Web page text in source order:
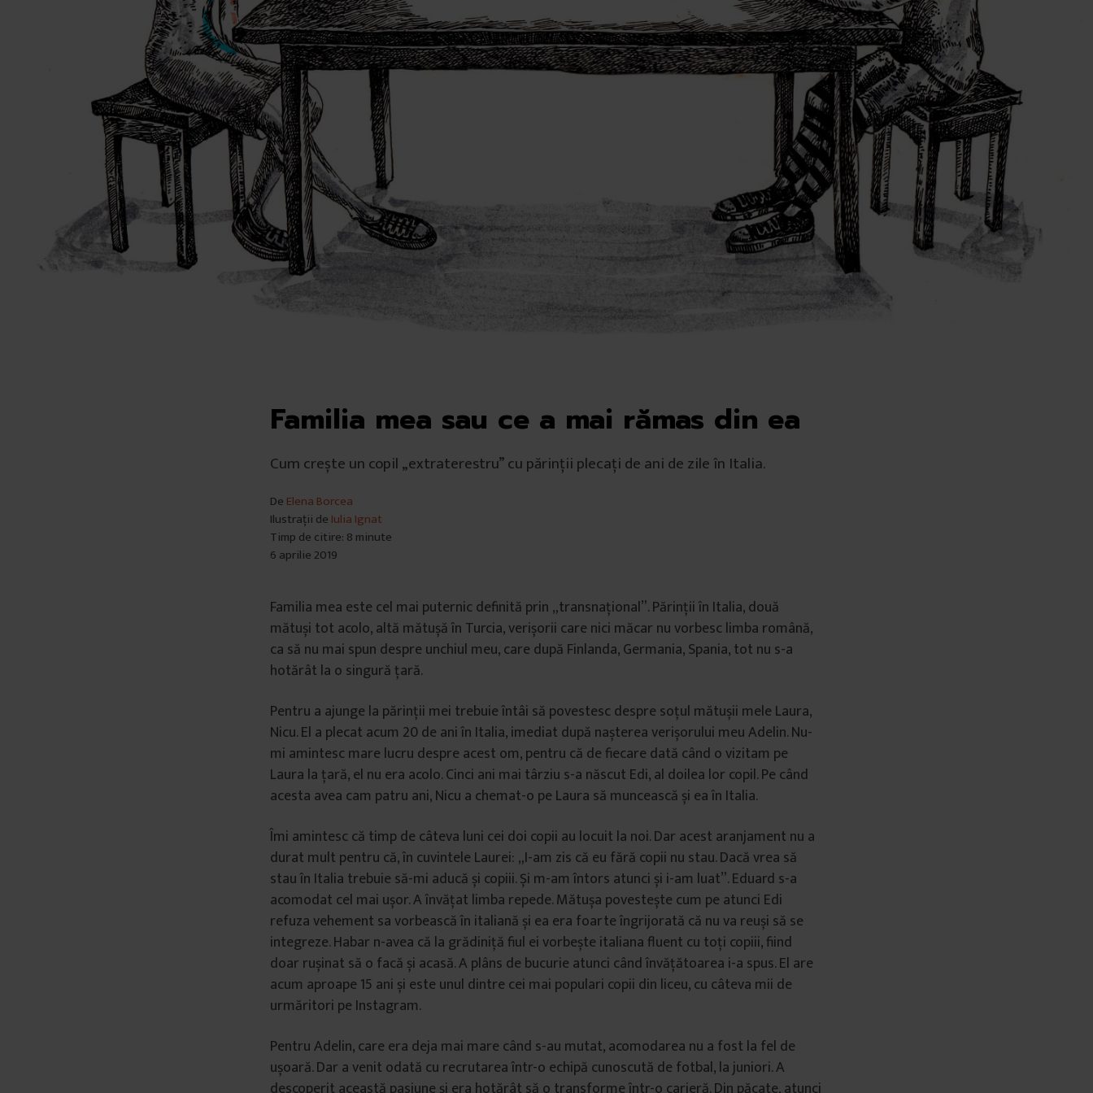
Familia mea sau ce a mai rămas din ea
Cum crește un copil „extraterestru” cu părinții plecați de ani de zile în Italia.
De Elena Borcea
Ilustrații de Iulia Ignat
Timp de citire: 8 minute
6 aprilie 2019
Familia mea este cel mai puternic definită prin „transnațional”. Părinții în Italia, două
mătuși tot acolo, altă mătușă în Turcia, verișorii care nici măcar nu vorbesc limba română,
ca să nu mai spun despre unchiul meu, care după Finlanda, Germania, Spania, tot nu s-a
hotărât la o singură țară.
Pentru a ajunge la părinții mei trebuie întâi să povestesc despre soțul mătușii mele Laura,
Nicu. El a plecat acum 20 de ani în Italia, imediat după nașterea verișorului meu Adelin. Nu-
mi amintesc mare lucru despre acest om, pentru că de fiecare dată când o vizitam pe
Laura la țară, el nu era acolo. Cinci ani mai târziu s-a născut Edi, al doilea lor copil. Pe când
acesta avea cam patru ani, Nicu a chemat-o pe Laura să muncească și ea în Italia.
Îmi amintesc că timp de câteva luni cei doi copii au locuit la noi. Dar acest aranjament nu a
durat mult pentru că, în cuvintele Laurei: „I-am zis că eu fără copii nu stau. Dacă vrea să
stau în Italia trebuie să-mi aducă și copiii. Și m-am întors atunci și i-am luat”. Eduard s-a
acomodat cel mai ușor. A învățat limba repede. Mătușa povestește cum pe atunci Edi
refuza vehement sa vorbească în italiană și ea era foarte îngrijorată că nu va reuși să se
integreze. Habar n-avea că la grădiniță fiul ei vorbește italiana fluent cu toți copiii, fiind
doar rușinat să o facă și acasă. A plâns de bucurie atunci când învățătoarea i-a spus. El are
acum aproape 15 ani și este unul dintre cei mai populari copii din liceu, cu câteva mii de
urmăritori pe Instagram.
Pentru Adelin, care era deja mai mare când s-au mutat, acomodarea nu a fost la fel de
ușoară. Dar a venit odată cu recrutarea într-o echipă cunoscută de fotbal, la juniori. A